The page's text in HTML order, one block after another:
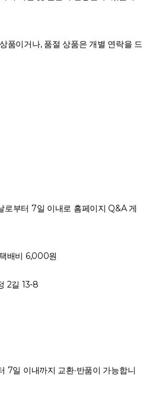
품이거나, 품절 상품은 개별 연락을 드
로부터 7일 이내로 홈페이지 Q&A 게
배비 6,000원
2길 13-8
7일 이내까지 교환∙반품이 가능합니